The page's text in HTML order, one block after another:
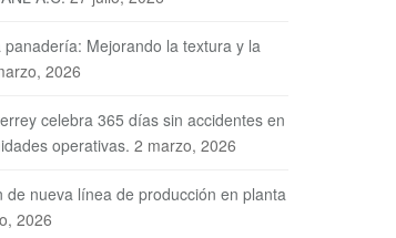
panadería: Mejorando la textura y la
2026
celebra 365 días sin accidentes en
operativas. 2 marzo, 2026
de nueva línea de producción en planta
2026